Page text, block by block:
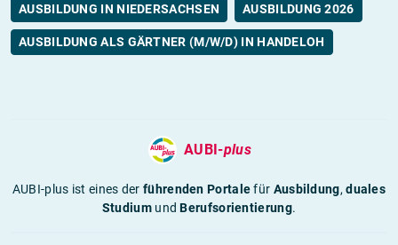
AUSBILDUNG IN NIEDERSACHSEN AUSBILDUNG 2026
AUSBILDUNG ALS GÄRTNER (M/W/D) IN HANDELOH
AUBI-plus
AUBI-plus ist eines derführenden Portalefür Ausbildung,duales
StudiumundBerufsorientierung.